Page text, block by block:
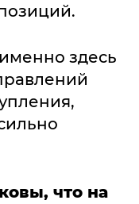
здесь
что на